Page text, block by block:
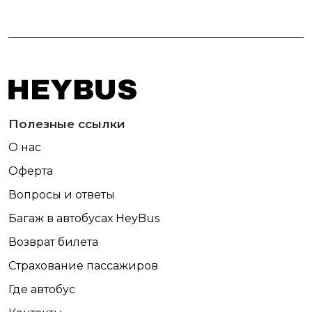
Полезные ссылки
О нас
Оферта
Вопросы и ответы
Багаж в автобусах HeyBus
Возврат билета
Страхование пассажиров
Где автобус